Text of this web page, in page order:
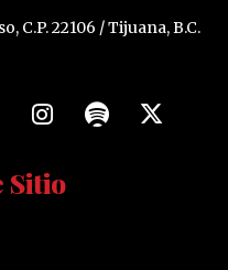
C.P. 22106 / Tijuana, B.C.
Sitio